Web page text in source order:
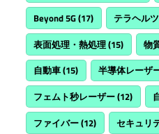
Beyond 5G(17) テラヘルツ
表面処理・熱処理(15) 物
自動車(15) 半導体レーザ
フェムト秒レーザー(12)
ファイバー(12) セキュリ